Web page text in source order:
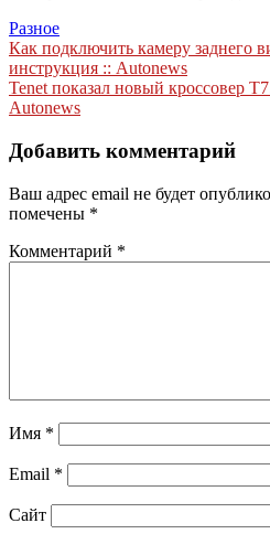
Разное
Навигация
по
записям
Как подключить камеру заднего
инструкция :: Autonews
Tenet показал новый кроссовер
Autonews
Добавить комментарий
Ваш адрес email не будет
помечены *
Комментарий *
Имя *
Email *
Сайт